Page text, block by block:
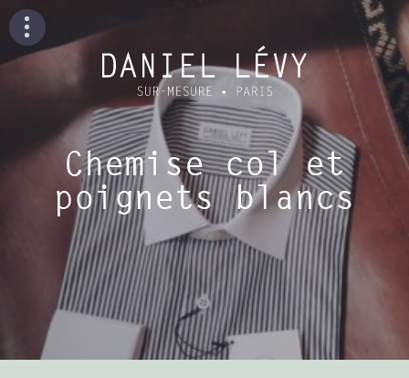
Chemise col et
poignets blancs